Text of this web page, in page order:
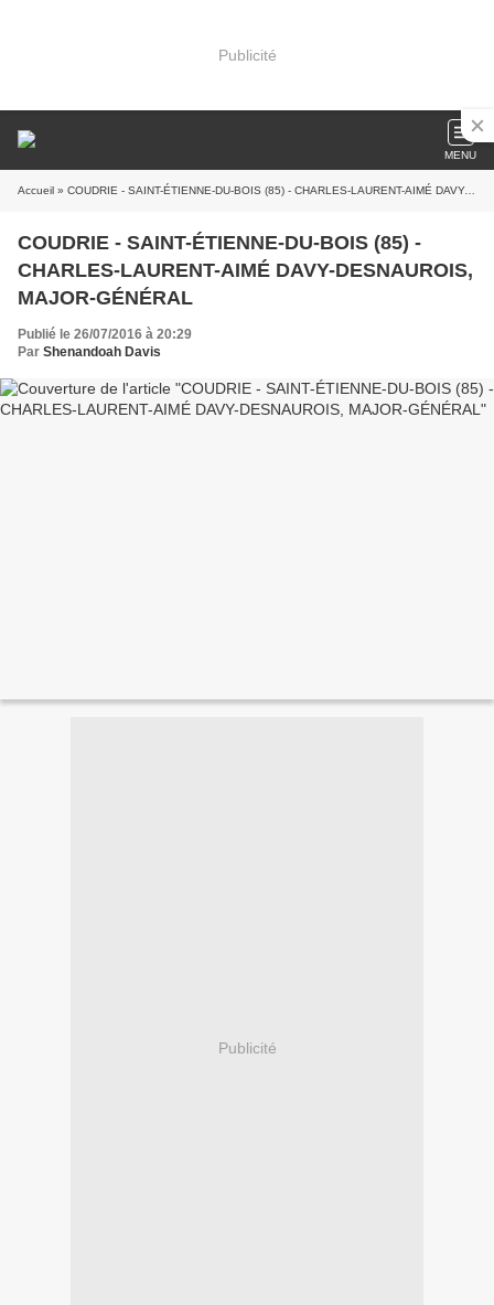
Publicité
MENU
Accueil » COUDRIE - SAINT-ÉTIENNE-DU-BOIS (85) - CHARLES-LAURENT-AIMÉ DAVY-DESNAUROIS, MAJOR-GÉNÉRAL
COUDRIE - SAINT-ÉTIENNE-DU-BOIS (85) -
CHARLES-LAURENT-AIMÉ DAVY-DESNAUROIS,
MAJOR-GÉNÉRAL
Publié le 26/07/2016 à 20:29
Par Shenandoah Davis
Publicité